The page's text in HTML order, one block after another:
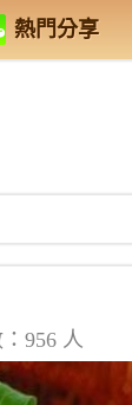
熱門分享
956 人